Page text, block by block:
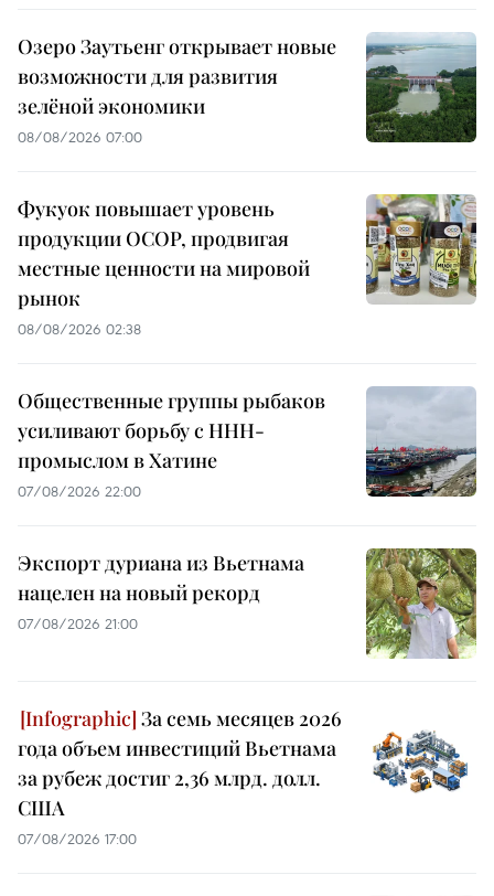
Озеро Заутьенг открывает новые
возможности для развития
зелёной экономики
08/08/2026 07:00
Фукуок повышает уровень
продукции OCOP, продвигая
местные ценности на мировой
рынок
08/08/2026 02:38
Общественные группы рыбаков
усиливают борьбу с ННН-
промыслом в Хатине
07/08/2026 22:00
Экспорт дуриана из Вьетнама
нацелен на новый рекорд
07/08/2026 21:00
За семь месяцев 2026
года объем инвестиций Вьетнама
за рубеж достиг 2,36 млрд. долл.
США
07/08/2026 17:00